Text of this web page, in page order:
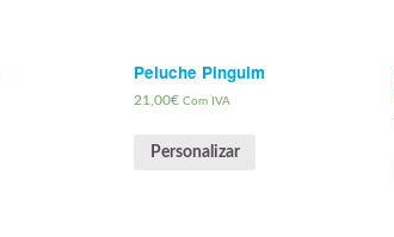
Peluche Pinguim
21,00€ Com IVA
Personalizar